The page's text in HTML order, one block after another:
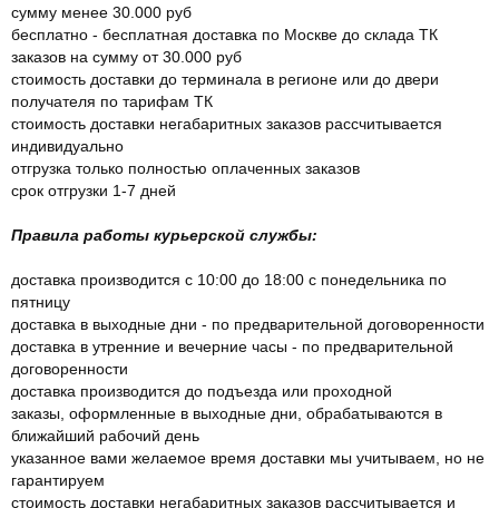
сумму менее 30.000 руб
бесплатно - бесплатная доставка по Москве до склада ТК
заказов на сумму от 30.000 руб
стоимость доставки до терминала в регионе или до двери
получателя по тарифам ТК
стоимость доставки негабаритных заказов рассчитывается
индивидуально
отгрузка только полностью оплаченных заказов
срок отгрузки 1-7 дней
Правила работы курьерской службы:
доставка производится с 10:00 до 18:00 с понедельника по
пятницу
доставка в выходные дни - по предварительной договоренности
доставка в утренние и вечерние часы - по предварительной
договоренности
доставка производится до подъезда или проходной
заказы, оформленные в выходные дни, обрабатываются в
ближайший рабочий день
указанное вами желаемое время доставки мы учитываем, но не
гарантируем
стоимость доставки негабаритных заказов рассчитывается и